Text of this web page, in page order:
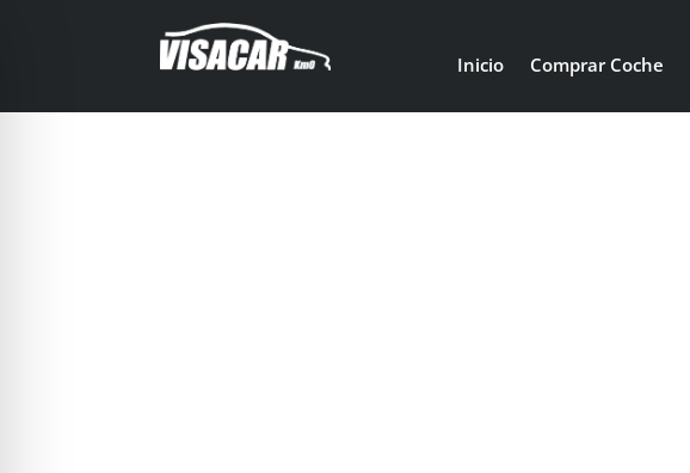
Inicio Comprar Coche